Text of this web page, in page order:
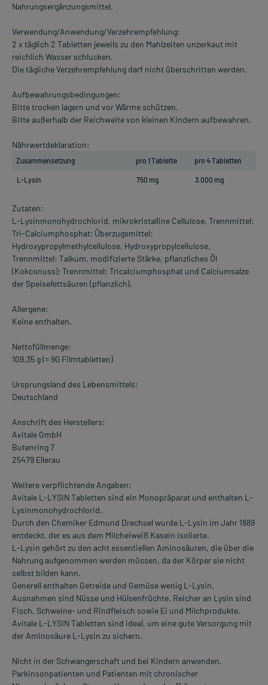
Nahrungsergänzungsmittel.
Verwendung/Anwendung/Verzehrempfehlung:
2 x täglich 2 Tabletten jeweils zu den Mahlzeiten unzerkaut mit
reichlich Wasser schlucken.
Die tägliche Verzehrempfehlung darf nicht überschritten werden.
Aufbewahrungsbedingungen:
Bitte trocken lagern und vor Wärme schützen.
Bitte außerhalb der Reichweite von kleinen Kindern aufbewahren.
Nährwertdeklaration:
Zusammensetzung pro 1 Tablette pro 4 Tabletten
L-Lysin 750 mg 3.000 mg
Zutaten:
L-Lysinmonohydrochlorid, mikrokristalline Cellulose, Trennmittel:
Tri-Calciumphosphat; Überzugsmittel:
Hydroxypropylmethylcellulose, Hydroxypropylcellulose,
Trennmittel: Talkum, modifizierte Stärke, pflanzliches Öl
(Kokosnuss); Trennmittel: Tricalciumphosphat und Calciumsalze
der Speisefettsäuren (pflanzlich).
Allergene:
Keine enthalten.
Nettofüllmenge:
109,35 g (= 90 Filmtabletten)
Ursprungsland des Lebensmittels:
Deutschland
Anschrift des Herstellers:
Avitale GmbH
Butenring 7
25479 Ellerau
Weitere verpflichtende Angaben:
Avitale L-LYSIN Tabletten sind ein Monopräparat und enthalten L-
Lysinmonohydrochlorid.
Durch den Chemiker Edmund Drechsel wurde L-Lysin im Jahr 1889
entdeckt, der es aus dem Milcheiweiß Kasein isolierte.
L-Lysin gehört zu den acht essentiellen Aminosäuren, die über die
Nahrung aufgenommen werden müssen, da der Körper sie nicht
selbst bilden kann.
Generell enthalten Getreide und Gemüse wenig L-Lysin,
Ausnahmen sind Nüsse und Hülsenfrüchte. Reicher an Lysin sind
Fisch, Schweine- und Rindfleisch sowie Ei und Milchprodukte.
Avitale L-LYSIN Tabletten sind ideal, um eine gute Versorgung mit
der Aminosäure L-Lysin zu sichern.
Nicht in der Schwangerschaft und bei Kindern anwenden.
Parkinsonpatienten und Patienten mit chronischer